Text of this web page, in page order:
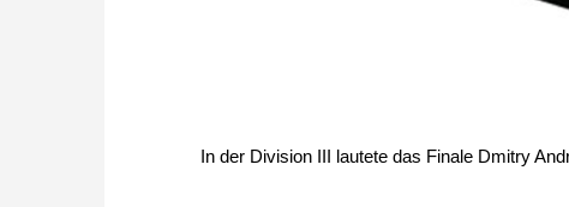
In der Division III lautete das Finale Dmitry